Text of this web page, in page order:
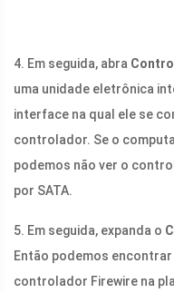
4. Em seguida, abra
uma unidade eletrônica
interface na qual ele se
controlador. Se o
podemos não ver o
por SATA.
5. Em seguida, expanda o
Então podemos
controlador Firewire na